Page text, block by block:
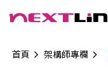
首頁 架構師專欄